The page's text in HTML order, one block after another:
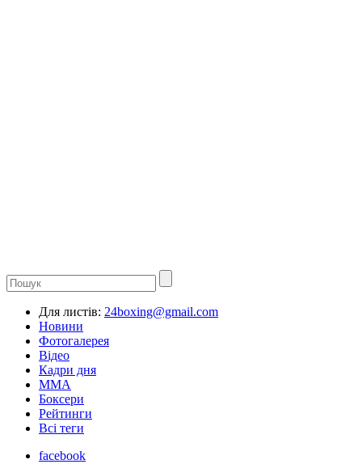
Для листів: 24boxing@gmail.com
Новини
Фотогалерея
Відео
Кадри дня
ММА
Боксери
Рейтинги
Всі теги
facebook